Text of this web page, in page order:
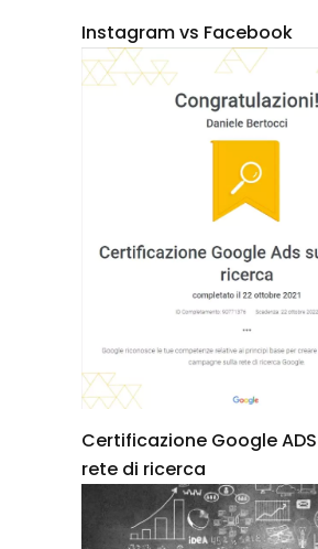
Instagram vs Facebook
Certificazione Google
rete di ricerca